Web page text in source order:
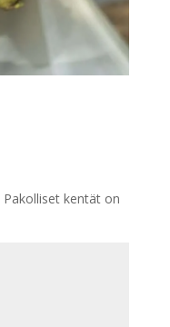
Pakolliset kentät on